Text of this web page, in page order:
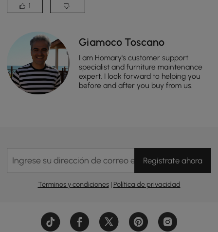
1
Giamoco Toscano
I am Homary's customer support
specialist and furniture maintenance
expert. I look forward to helping you
before and after you buy from us.
Ingrese su dirección de correo electrónicoRegístrate ahora
Términos y condiciones| Política de privacidad